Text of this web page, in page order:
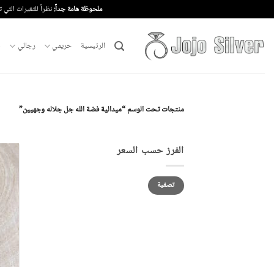
للمحتوى
ملحوظة هامة جداً:نظراً للتغيرات
الرئيسية حريمي رجالي
منتجات تحت الوسم “ميدالية فضة الله جل جلاله وجهيين”
الفرز حسب السعر
أدنى
سعر
أعلى
سعرتصفية